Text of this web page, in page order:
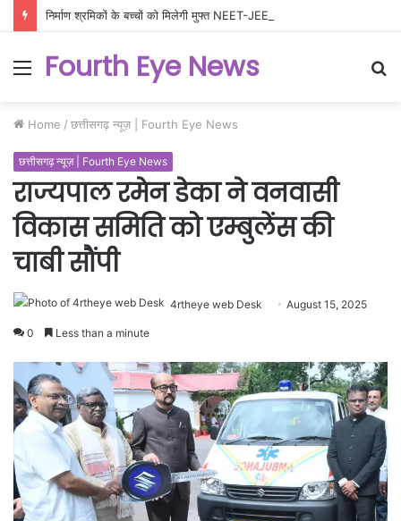
Menu
Fourth Eye News
Home / छत्तीसगढ़ न्यूज़ | Fourth Eye News
छत्तीसगढ़ न्यूज़ | Fourth Eye News
राज्यपाल रमेन डेका ने वनवासी
विकास समिति को एम्बुलेंस की
चाबी सौंपी
4rtheye web Desk August 15, 2025
0 Less than a minute